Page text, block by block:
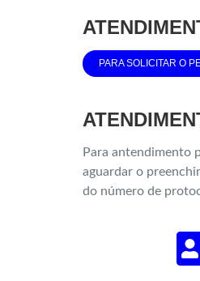
PARA SOLICITAR O
Para antendimento
aguardar o
do número de